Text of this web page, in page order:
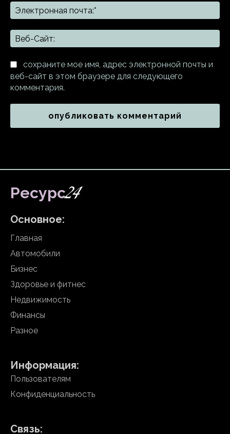
сохраните мое имя, адрес электронной почты и
веб-сайт в этом браузере для следующего
комментария.
Ресурс24
Основное:
Главная
Автомобили
Бизнес
Здоровье и фитнес
Недвижимость
Финансы
Разное
Информация:
Пользователям
Конфиденциальность
Связь: